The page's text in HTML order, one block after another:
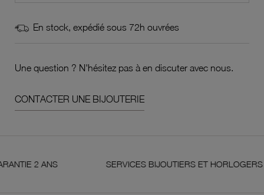
En stock, expédié sous 72h ouvrées
Une question ? N'hésitez pas à en discuter avec nous.
CONTACTER UNE BIJOUTERIE
2 ANS SERVICES BIJOUTIERS ET HORLOGERS